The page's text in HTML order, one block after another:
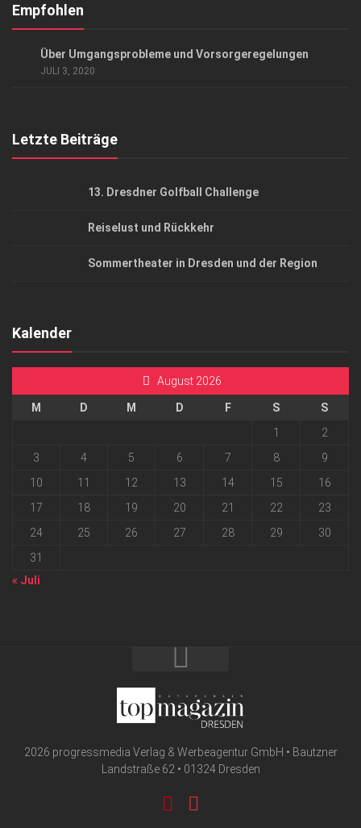
Kontakt, Impressum
Empfohlen
Über Umgangsprobleme und Vorsorgeregelungen
JULI 3, 2020
Letzte Beiträge
13. Dresdner Golfball Challenge
Reiselust und Rückkehr
Sommertheater in Dresden und der Region
Kalender
August 2026
M D M D F S
S
1
2
3
4 5 6 7 8
9
10
11 12 13 14 15
16
17
18 19 20 21 22
23
24
25 26 27 28 29
30
31
« Juli
2026 progressmedia Verlag & Werbeagentur GmbH • Bautzner
Landstraße 62 • 01324 Dresden